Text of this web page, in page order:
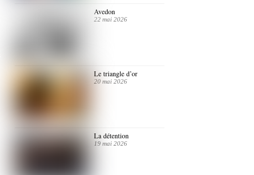
Avedon
22 mai 2026
Le triangle d’or
20 mai 2026
La détention
19 mai 2026